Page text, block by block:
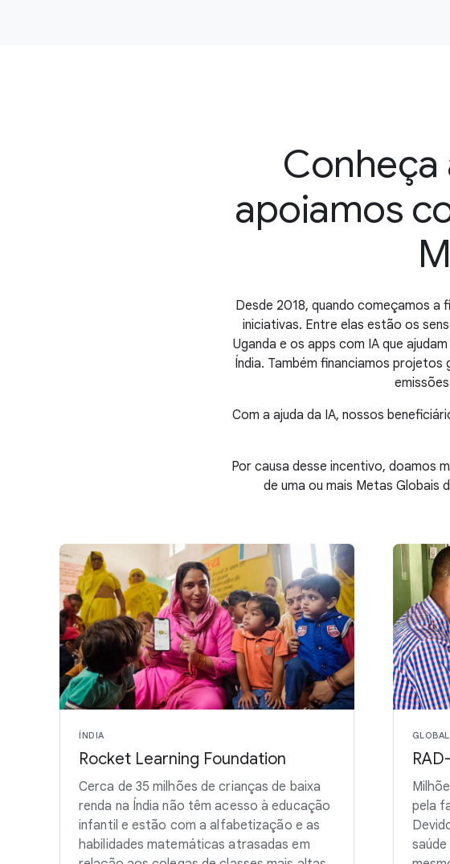
Conheça
apoiamos
Desde 2018, quando começamos a
iniciativas. Entre elas estão os
Uganda e os apps com IA que
Índia. Também financiamos
Com a ajuda da IA, nossos
Por causa desse incentivo, doamos
de uma ou mais Metas Globais
ÍNDIA
Rocket Learning Foundation
Cerca de 35 milhões de crianças de baixa
renda na Índia não têm acesso à educação
infantil e estão com a alfabetização e as
habilidades matemáticas atrasadas em
GLOBAL
pela